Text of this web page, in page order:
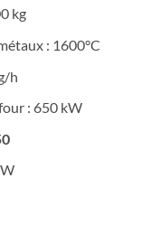
kg
: 1600°C
h
: 650 kW